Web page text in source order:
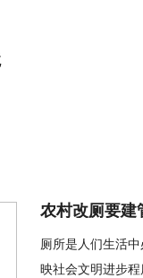
农村改厕要建
厕所是人们生活
映社会文明进步